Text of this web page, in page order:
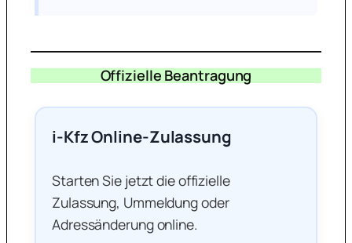
Offizielle Beantragung
i-Kfz Online-Zulassung
Starten Sie jetzt die offizielle
Zulassung, Ummeldung oder
Adressänderung online.